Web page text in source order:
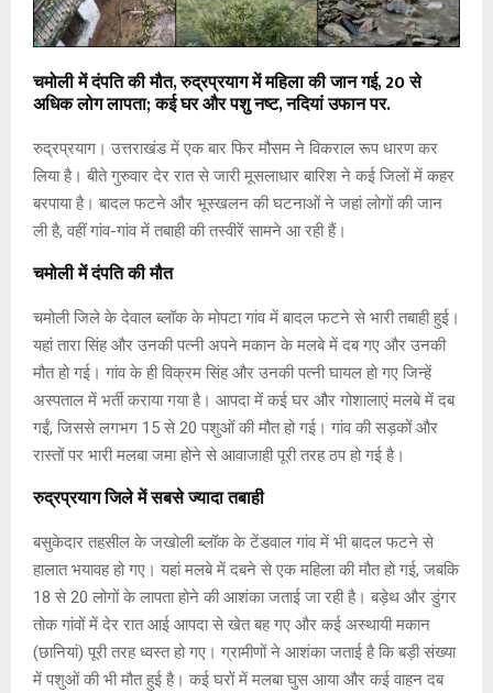
चमोली में दंपति की मौत, रुद्रप्रयाग में महिला की जान गई, 20 से
अधिक लोग लापता; कई घर और पशु नष्ट, नदियां उफान पर.
रुद्रप्रयाग। उत्तराखंड में एक बार फिर मौसम ने विकराल रूप धारण कर
लिया है। बीते गुरुवार देर रात से जारी मूसलाधार बारिश ने कई जिलों में कहर
बरपाया है। बादल फटने और भूस्खलन की घटनाओं ने जहां लोगों की जान
ली है, वहीं गांव-गांव में तबाही की तस्वीरें सामने आ रही हैं।
चमोली में दंपति की मौत
चमोली जिले के देवाल ब्लॉक के मोपटा गांव में बादल फटने से भारी तबाही हुई।
यहां तारा सिंह और उनकी पत्नी अपने मकान के मलबे में दब गए और उनकी
मौत हो गई। गांव के ही विक्रम सिंह और उनकी पत्नी घायल हो गए जिन्हें
अस्पताल में भर्ती कराया गया है। आपदा में कई घर और गोशालाएं मलबे में दब
गईं, जिससे लगभग 15 से 20 पशुओं की मौत हो गई। गांव की सड़कों और
रास्तों पर भारी मलबा जमा होने से आवाजाही पूरी तरह ठप हो गई है।
रुद्रप्रयाग जिले में सबसे ज्यादा तबाही
बसुकेदार तहसील के जखोली ब्लॉक के टेंडवाल गांव में भी बादल फटने से
हालात भयावह हो गए। यहां मलबे में दबने से एक महिला की मौत हो गई, जबकि
18 से 20 लोगों के लापता होने की आशंका जताई जा रही है। बड़ेथ और डुंगर
तोक गांवों में देर रात आई आपदा से खेत बह गए और कई अस्थायी मकान
(छानियां) पूरी तरह ध्वस्त हो गए। ग्रामीणों ने आशंका जताई है कि बड़ी संख्या
में पशुओं की भी मौत हुई है। कई घरों में मलबा घुस आया और कई वाहन दब